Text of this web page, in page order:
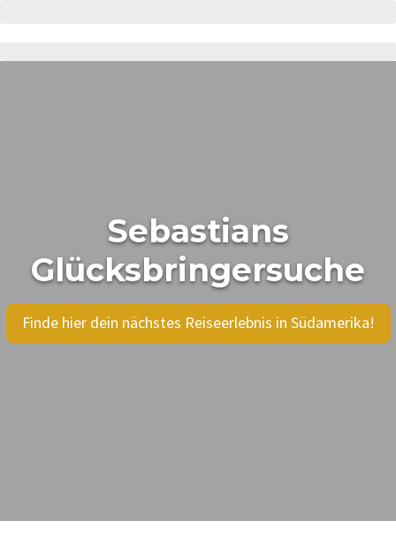
Sebastians
Glücksbringersuche
Finde hier dein nächstes Reiseerlebnis in Südamerika!